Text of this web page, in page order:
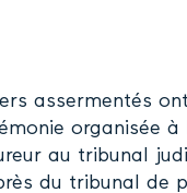
assermentés
organisée à
au tribunal
du tribunal de